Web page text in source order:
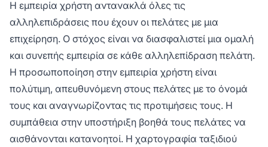
Η εμπειρία χρήστη αντανακλά όλες τις
αλληλεπιδράσεις που έχουν οι πελάτες με μια
επιχείρηση. Ο στόχος είναι να διασφαλιστεί μια ομαλή
και συνεπής εμπειρία σε κάθε αλληλεπίδραση πελάτη.
Η προσωποποίηση στην εμπειρία χρήστη είναι
πολύτιμη, απευθυνόμενη στους πελάτες με το όνομά
τους και αναγνωρίζοντας τις προτιμήσεις τους. Η
συμπάθεια στην υποστήριξη βοηθά τους πελάτες να
αισθάνονται κατανοητοί. Η χαρτογραφία ταξιδιού